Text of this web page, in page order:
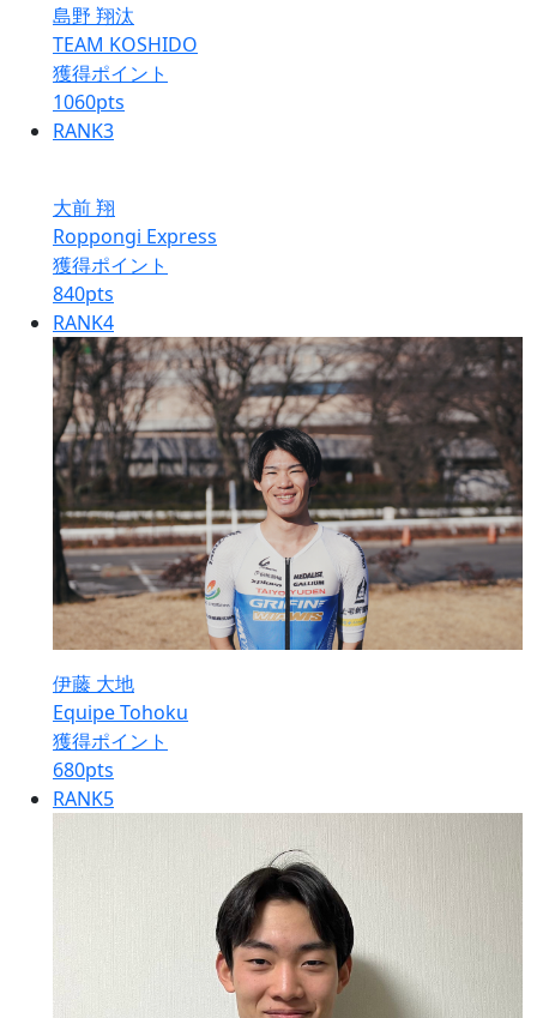
島野 翔汰
TEAM KOSHIDO
獲得ポイント
1060pts
RANK3
大前 翔
Roppongi Express
獲得ポイント
840pts
RANK4
伊藤 大地
Equipe Tohoku
獲得ポイント
680pts
RANK5